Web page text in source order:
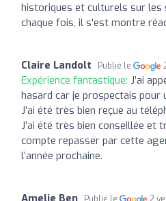
historiques et culturels sur les
chaque fois, il s'est montre
Claire Landolt Publié le
Expérience fantastique: J’ai
hasard car je prospectais pour
J’ai été très bien reçue au
J’ai été très bien conseillée et
compte repasser par cette
l’année prochaine.
Amelie Ben Publié le 2